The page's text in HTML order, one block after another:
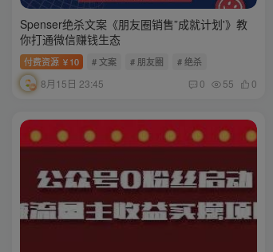
Spenser绝杀文案《朋友圈销售”成就计划'》教
你打通微信赚钱生态
付费资源 ￥ 10 # 文案 # 朋友圈 # 绝杀
8月15日 23:45 0 55 0